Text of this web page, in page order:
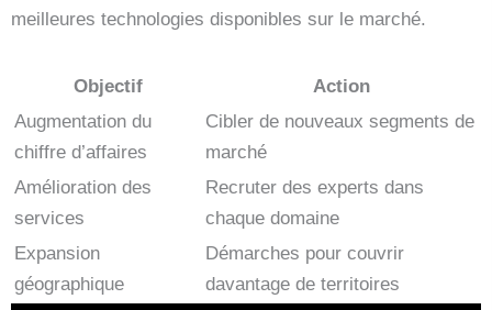
meilleures technologies disponibles sur le marché.
Objectif
Action
Augmentation du
chiffre d’affaires
Cibler de nouveaux segments de
marché
Amélioration des
services
Recruter des experts dans
chaque domaine
Expansion
géographique
Démarches pour couvrir
davantage de territoires